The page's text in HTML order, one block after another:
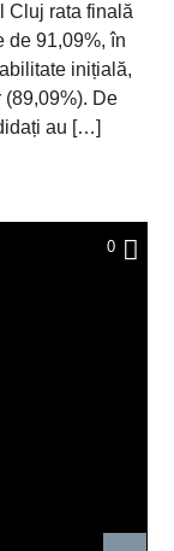
Cluj rata finală
de 91,09%, în
inițială,
De
au […]
0